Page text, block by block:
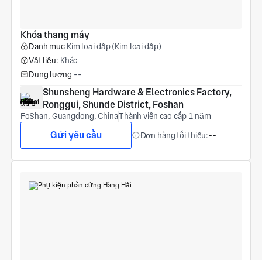
Khóa thang máy
Danh mục Kim loại dập (Kim loại dập)
Vật liệu: Khác
Dung lượng --
Shunsheng Hardware & Electronics Factory,
Ronggui, Shunde District, Foshan
FoShan, Guangdong, ChinaThành viên cao cấp 1 năm
Gửi yêu cầu Đơn hàng tối thiểu:--